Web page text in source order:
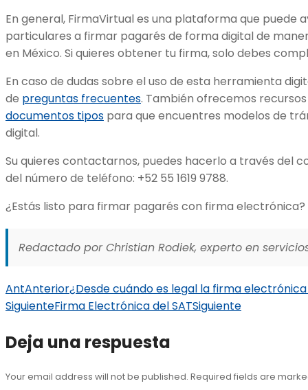
En general, FirmaVirtual es una plataforma que puede
particulares a firmar pagarés de forma digital de
en México. Si quieres obtener tu firma, solo debes
En caso de dudas sobre el uso de esta herramienta
de preguntas frecuentes. También ofrecemos
documentos tipos para que encuentres modelos de
digital.
Su quieres contactarnos, puedes hacerlo a través del
del número de teléfono: +52 55 1619 9788.
¿Estás listo para firmar pagarés con firma electrónica?
Redactado por Christian Rodiek, experto en
AntAnterior¿Desde cuándo es legal la firma
SiguienteFirma Electrónica del SATSiguiente
Deja una respuesta
Your email address will not be published. Required fields are